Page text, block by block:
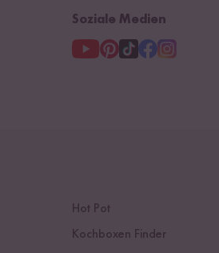
Soziale Medien
Hot Pot
Kochboxen Finder